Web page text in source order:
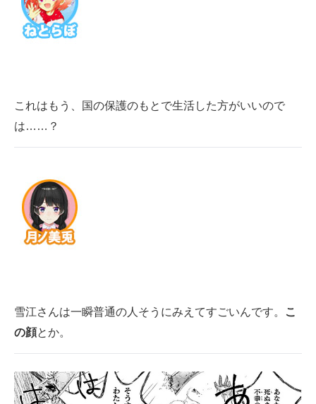
これはもう、国の保護のもとで生活した方がいいので
は……？
雪江さんは一瞬普通の人そうにみえてすごいんです。
こ
の顔とか。